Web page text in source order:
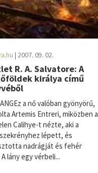
| 2007. 09. 02.
R. A. Salvatore: A
királya című
a nő valóban gyönyörű,
Artemis Entreri, miközben a
Calihye-t nézte, aki a
lépett, és
nadrágját és fehér
lány egy vérbeli...